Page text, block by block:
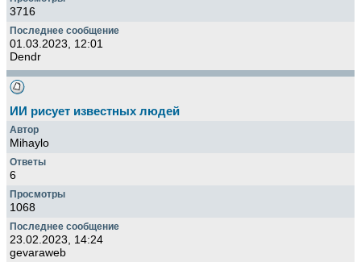
3716
01.03.2023, 12:01
Dendr
ИИ рисует известных людей
Mihaylo
6
1068
23.02.2023, 14:24
gevaraweb